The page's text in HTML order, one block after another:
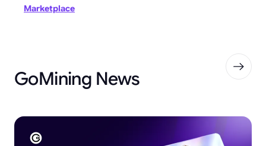
Marketplace
GoMining News